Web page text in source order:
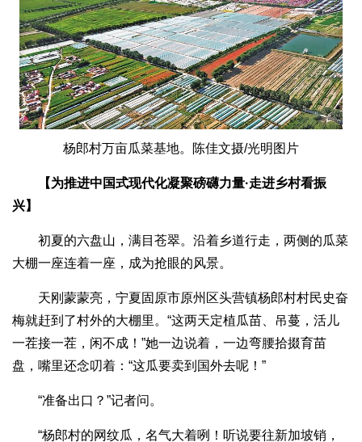
杨郎村万亩瓜菜基地。陈佳文摄/光明图片
【为推进中国式现代化凝聚磅礴力量·走进乡村看振
兴】
初夏的六盘山，满目苍翠。沿着乡道行走，两侧的瓜菜
大棚一座连着一座，成为抢眼的风景。
天刚蒙蒙亮，宁夏固原市原州区头营镇杨郎村村民史奋
梅就赶到了村外的大棚里。“这两天定植瓜苗、吊蔓，活儿
一茬接一茬，闲不成！”她一边说着，一边弯腰拾掇育苗
盘，嘴里还念叨着：“这瓜要卖到国外去呢！”
“准备出口？”记者问。
“杨郎村的网纹瓜，名气大着咧！听说要往新加坡销，